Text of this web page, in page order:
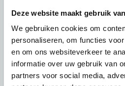
Deze website maakt gebruik
We gebruiken cookies om
personaliseren, om functies
en om ons websiteverkeer te
informatie over uw gebruik van
partners voor social media,
Tip 1:
Schrijf een duidelijke
informatie mee:
Ben je student, werkachtig of